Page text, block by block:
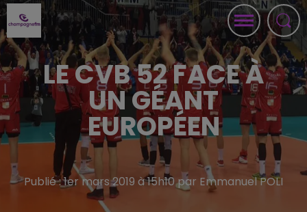
LE CVB 52 FACE À
UN GÉANT
EUROPÉEN
Publié : 1er mars 2019 à 15h10 par Emmanuel POLI